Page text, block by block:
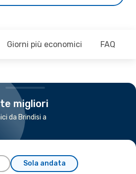
Giorni più economici FAQ
migliori
da Brindisi a
Sola andata